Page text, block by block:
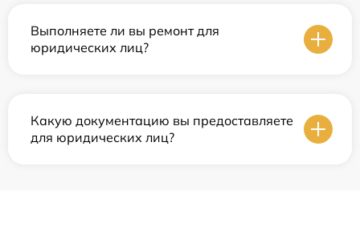
Выполняете ли вы ремонт для
юридических лиц?
Какую документацию вы предоставляете
для юридических лиц?